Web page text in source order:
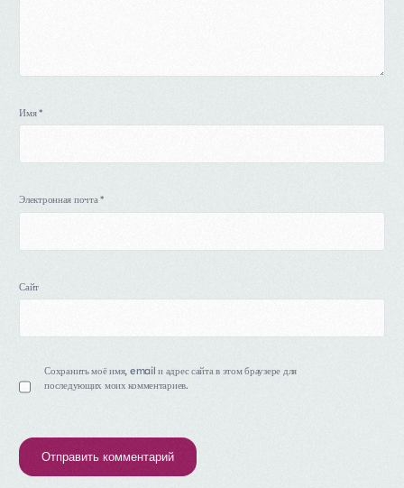
Имя*
Электронная почта*
Сайт
Сохранить моё имя, email и адрес сайта в этом браузере для
последующих моих комментариев.